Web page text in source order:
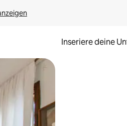
Inseriere deine